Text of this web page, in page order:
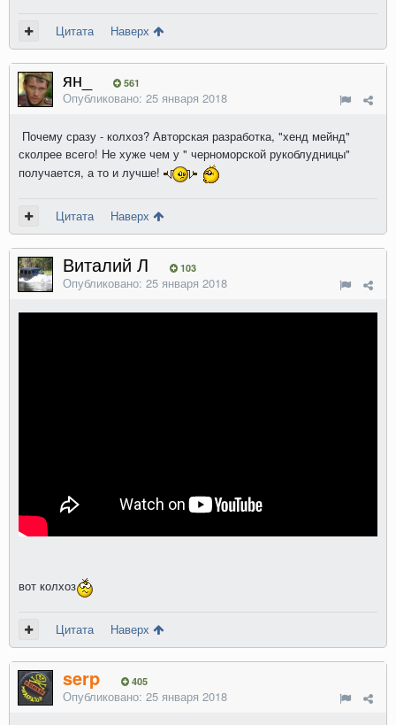
Цитата Наверх
ян_ 561
Опубликовано: 25 января 2018
Почему сразу - колхоз? Авторская разработка, "хенд мейнд"
сколрее всего! Не хуже чем у " черноморской рукоблудницы"
получается, а то и лучше!
Цитата Наверх
Виталий Л 103
Опубликовано: 25 января 2018
вот колхоз
Цитата Наверх
serp 405
Опубликовано: 25 января 2018